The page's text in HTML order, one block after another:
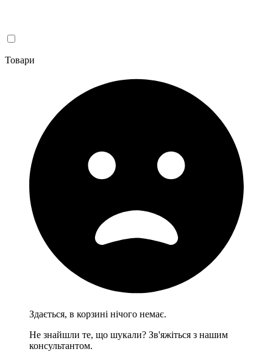
Товари
Здається, в корзині нічого немає.
Не знайшли те, що шукали? Зв'яжіться з нашим
консультантом.